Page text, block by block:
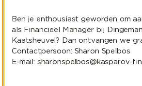
Ben je enthousiast geworden om
als Financieel Manager bij
Kaatsheuvel? Dan ontvangen we
Contactpersoon: Sharon Spelbos
E-mail: sharonspelbos@kasparov-